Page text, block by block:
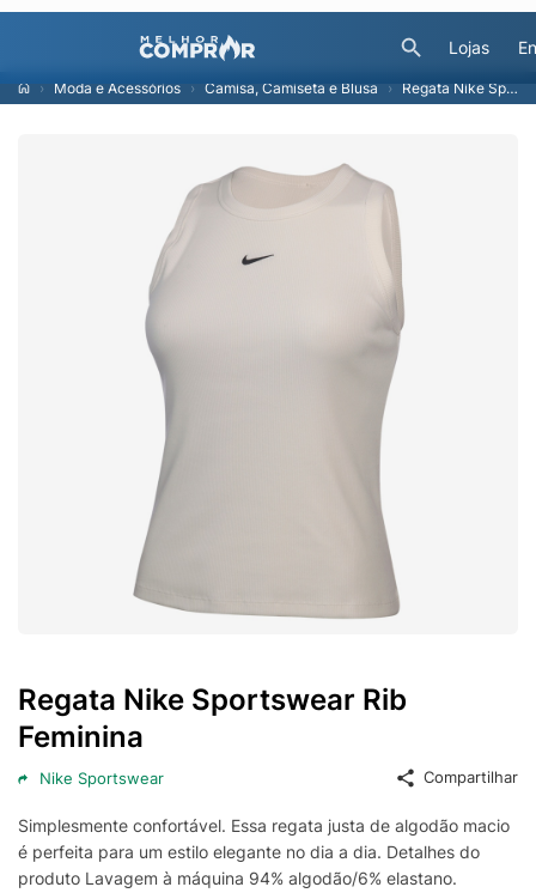
Moda e Acessórios Camisa, Camiseta e Blusa Regata Nike Sportswear Rib Feminina
Regata Nike Sportswear Rib
Feminina
Nike Sportswear Compartilhar
Simplesmente confortável. Essa regata justa de algodão macio
é perfeita para um estilo elegante no dia a dia. Detalhes do
produto Lavagem à máquina 94% algodão/6% elastano.